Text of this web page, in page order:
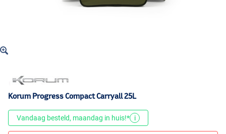
Korum Progress Compact Carryall 25L
Vandaag besteld, maandag in huis!* i